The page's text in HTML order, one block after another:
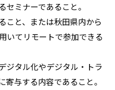
ミナーであること。
こと、または秋田県内から
いてリモートで参加できる
ジタル化やデジタル・トラ
寄与する内容であること。